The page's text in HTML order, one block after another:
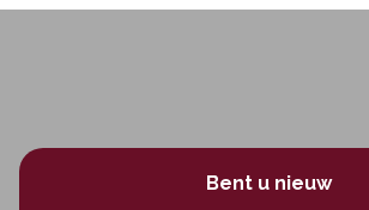
Bent u nieuw